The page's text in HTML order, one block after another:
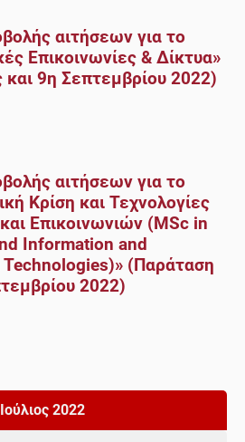
αιτήσεων για το
Επικοινωνίες & Δίκτυα»
9η Σεπτεμβρίου 2022)
αιτήσεων για το
Κρίση και Τεχνολογίες
Επικοινωνιών (MSc in
Information and
(Παράταση
2022)
Ιούλιος 2022